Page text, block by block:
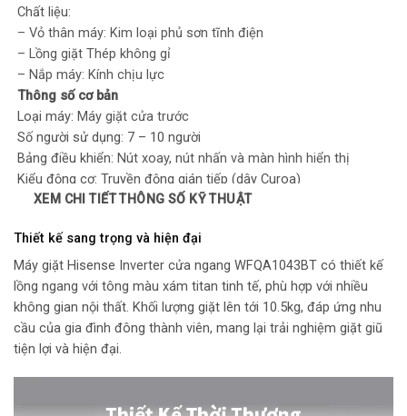
Chất liệu:
– Vỏ thân máy: Kim loại phủ sơn tĩnh điện
– Lồng giặt Thép không gỉ
– Nắp máy: Kính chịu lực
Thông số cơ bản
Loại máy: Máy giặt cửa trước
Số người sử dụng: 7 – 10 người
Bảng điều khiển: Nút xoay, nút nhấn và màn hình hiển thị
Kiểu động cơ: Truyền động gián tiếp (dây Curoa)
Khối lượng giặt: 10.5 Kg
– Giặt diệt côn trùng
– Đồ trẻ em
– Giặt tiết kiệm
– Giặt Thông Minh AI Wash
– Vệ sinh lồng giặt
– Đồ cotton
XEM CHI TIẾT THÔNG SỐ KỸ THUẬT
Thiết kế sang trọng và hiện đại
Máy giặt Hisense Inverter cửa ngang WFQA1043BT có thiết kế
lồng ngang với tông màu xám titan tinh tế, phù hợp với nhiều
không gian nội thất. Khối lượng giặt lên tới 10.5kg, đáp ứng nhu
cầu của gia đình đông thành viên, mang lại trải nghiệm giặt giũ
tiện lợi và hiện đại.